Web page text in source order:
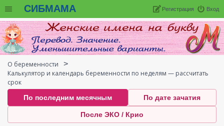
СИБМАМА Вход
Регистрация
О беременности
Калькулятор и календарь беременности по неделям — рассчитать
срок
По последним месячным По дате зачатия
После ЭКО / Крио